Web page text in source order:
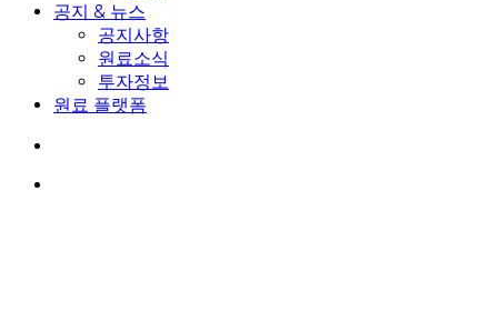
공지 & 뉴스
공지사항
원료소식
투자정보
원료 플랫폼